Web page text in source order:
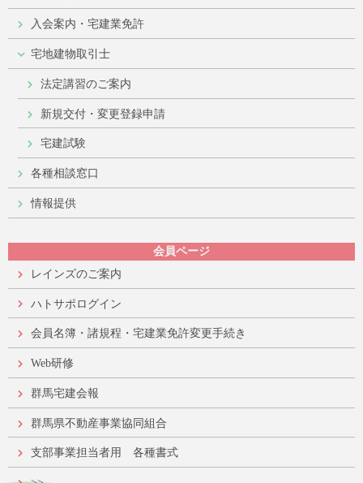
入会案内・宅建業免許
宅地建物取引士
法定講習のご案内
新規交付・変更登録申請
宅建試験
各種相談窓口
情報提供
会員ページ
レインズのご案内
ハトサポログイン
会員名簿・諸規程・宅建業免許変更手続き
Web研修
群馬宅建会報
群馬県不動産事業協同組合
支部事業担当者用 各種書式